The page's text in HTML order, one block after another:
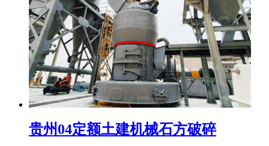
贵州04定额土建机械石方破碎